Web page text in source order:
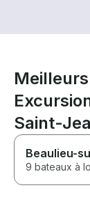
Saint-
Beaulieu-
9 bateaux à